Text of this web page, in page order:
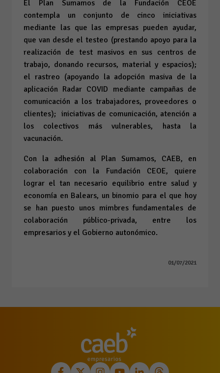
El Plan Sumamos de la Fundación CEOE
contempla un conjunto de cinco iniciativas
mediante las que las empresas pueden ayudar,
que van desde el testeo (prestando apoyo para la
realización de test masivos en sus centros de
trabajo, donando recursos, material y espacios);
el rastreo (apoyando la adopción masiva de la
aplicación Radar COVID mediante campañas de
comunicación a los trabajadores, proveedores o
clientes); iniciativas de comunicación, atención a
los colectivos más vulnerables, hasta la
vacunación.
Con la adhesión al Plan Sumamos, CAEB, en
colaboración con la Fundación CEOE, quiere
lograr el tan necesario equilibrio entre salud y
economía en Balears, un binomio para el que hoy
se han puesto unos mimbres fundamentales de
colaboración público-privada, entre los
empresarios y el Gobierno autonómico.
01/07/2021